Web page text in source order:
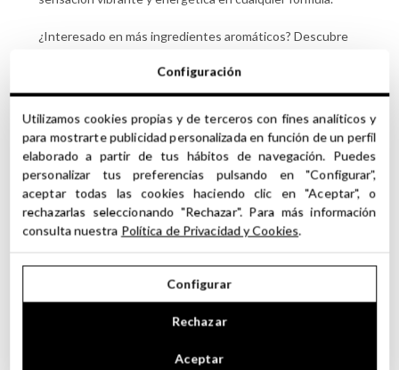
FICHA TÉCNICA
Tipo / Nombre: CASSIS BASE 345B
Origen: COMUNIDAD EUROPEA
Nº CAS: N/C
PUREZA 100%
verde, tropical, especiado, heno, musgo de roble
¿Interesado en más ingredientes aromáticos? Descubre
ideales para enriquecer tus creaciones.
Configuración
Utilizamos cookies propias y de terceros con fines analíticos y
para mostrarte publicidad personalizada en función de un perfil
elaborado a partir de tus hábitos de navegación. Puedes
personalizar tus preferencias pulsando en "Configurar",
aceptar todas las cookies haciendo clic en "Aceptar", o
rechazarlas seleccionando "Rechazar". Para más información
consulta nuestra Política de Privacidad y Cookies.
Configurar
Rechazar
Aceptar